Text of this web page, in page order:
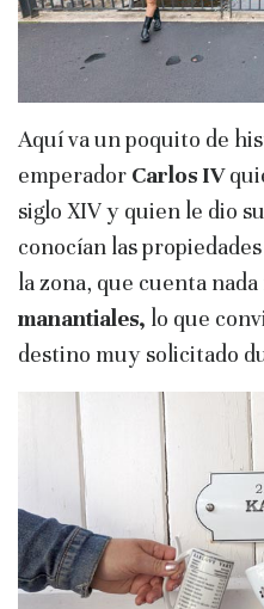
Aquí va un poquito de
emperador Carlos IV
siglo XIV y quien le dio
conocían las
la zona, que cuenta
manantiales, lo que
destino muy solicitado